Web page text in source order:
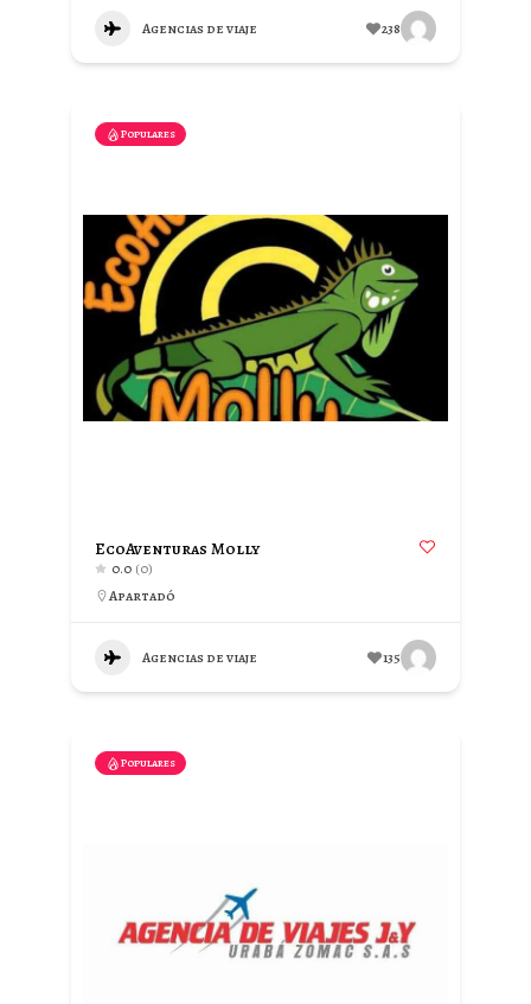
Agencias de viaje 238
Populares
EcoAventuras Molly
0.0 (0)
Apartadó
Agencias de viaje 135
Populares